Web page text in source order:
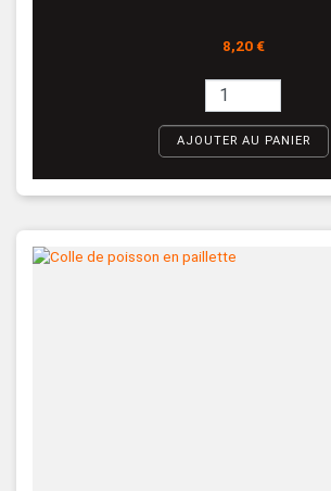
Prix
8,20 €
AJOUTER AU PANIER